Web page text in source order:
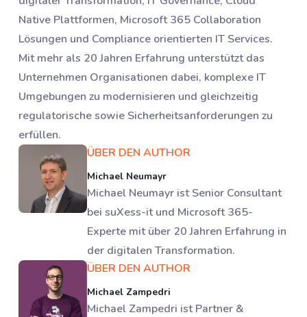
Native Plattformen, Microsoft 365 Collaboration
Lösungen und Compliance orientierten IT Services.
Mit mehr als 20 Jahren Erfahrung unterstützt das
Unternehmen Organisationen dabei, komplexe IT
Umgebungen zu modernisieren und gleichzeitig
regulatorische sowie Sicherheitsanforderungen zu
erfüllen.
ÜBER DEN AUTHOR
Michael Neumayr
Michael Neumayr ist Senior Consultant
bei suXess-it und Microsoft 365-
Experte mit über 20 Jahren Erfahrung in
der digitalen Transformation.
ÜBER DEN AUTHOR
Michael Zampedri
Michael Zampedri ist Partner &